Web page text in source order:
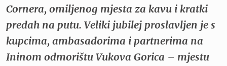
Cornera, omiljenog mjesta za kavu i kratki
predah na putu. Veliki jubilej proslavljen je s
kupcima, ambasadorima i partnerima na
Ininom odmorištu Vukova Gorica – mjestu